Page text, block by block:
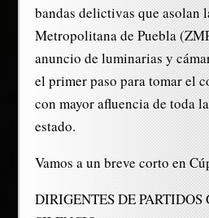
bandas delictivas que asolan
Metropolitana de Puebla
anuncio de luminarias y
el primer paso para tomar el
con mayor afluencia de toda
estado.
Vamos a un breve corto en
DIRIGENTES DE PARTIDOS